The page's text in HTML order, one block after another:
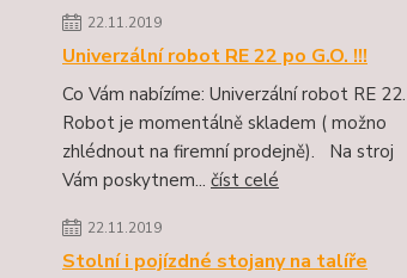
22.11.2019
Univerzální robot RE 22 po G.O. !!!
Co Vám nabízíme: Univerzální robot RE 22.
Robot je momentálně skladem ( možno
zhlédnout na firemní prodejně). Na stroj
Vám poskytnem... číst celé
22.11.2019
Stolní i pojízdné stojany na talíře